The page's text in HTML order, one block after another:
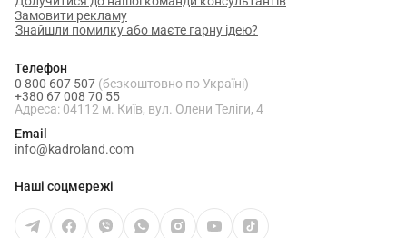
Замовити рекламу
Знайшли помилку або маєте гарну ідею?
Телефон
0 800 607 507 (безкоштовно по Україні)
+380 67 008 70 55
Адреса: 04112 м. Київ, вул. Олени Теліги, 4
Email
info@kadroland.com
Наші соцмережі